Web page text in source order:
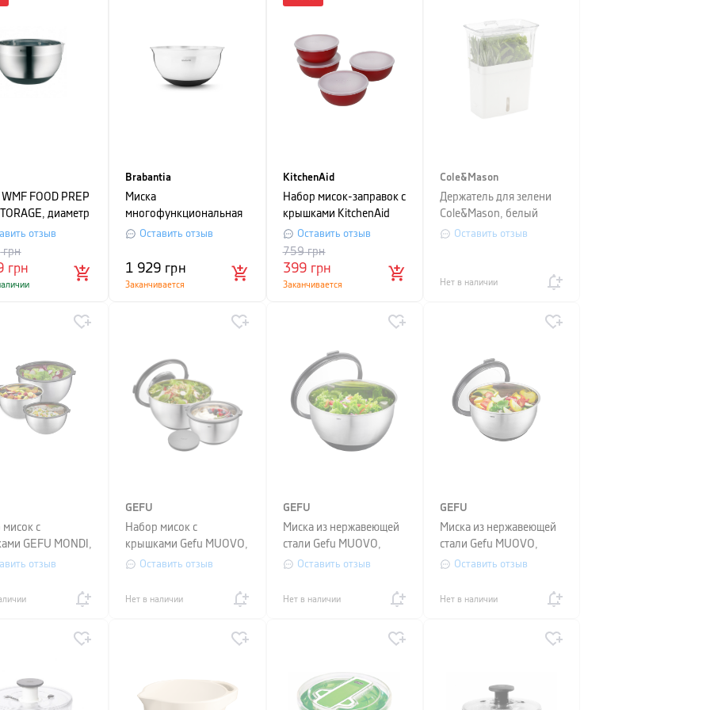
FOOD PREP
диаметр
отзыв
грн
грн
Brabantia
Миска
многофункциональная
с термостойким
нескользящим
основанием Brabantia,
Оставить отзыв
1 929 грн
Заканчивается
KitchenAid
Набор мисок-заправок с
крышками KitchenAid
Universal, красный 4 шт
Оставить отзыв
399 грн
759грн
Заканчивается
Cole&Mason
Держатель для зелени
Cole&Mason, белый
Оставить отзыв
Нет в наличии
с
GEFU MONDI,
серебристый
отзыв
GEFU
Набор мисок с
крышками Gefu MUOVO,
диаметр 20 и 24 см,
Оставить отзыв
Нет в наличии
GEFU
Миска из нержавеющей
стали Gefu MUOVO,
диаметр 24 см,
Оставить отзыв
Нет в наличии
GEFU
Миска из нержавеющей
стали Gefu MUOVO,
диаметр 20 см,
Оставить отзыв
Нет в наличии